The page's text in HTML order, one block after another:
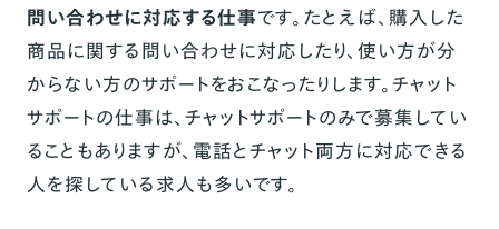
問い合わせに対応する仕事です。たとえば、購入した
商品に関する問い合わせに対応したり、使い方が分
からない方のサポートをおこなったりします。チャット
サポートの仕事は、チャットサポートのみで募集してい
ることもありますが、電話とチャット両方に対応できる
人を探している求人も多いです。